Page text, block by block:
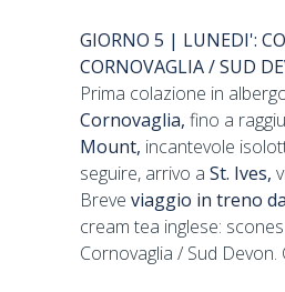
GIORNO 5 | LUNEDI':
CORNOVAGLIA / SUD
Prima colazione in
Cornovaglia, fino a
Mount, incantevole
seguire, arrivo a St. Ives,
Breve viaggio in treno
cream tea inglese:
Cornovaglia / Sud